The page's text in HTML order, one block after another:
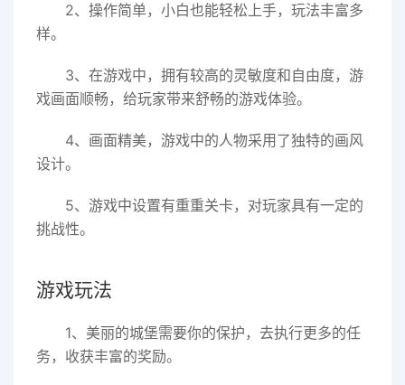
2、操作简单，小白也能轻松上手，玩法丰富多
样。
3、在游戏中，拥有较高的灵敏度和自由度，游
戏画面顺畅，给玩家带来舒畅的游戏体验。
4、画面精美，游戏中的人物采用了独特的画风
设计。
5、游戏中设置有重重关卡，对玩家具有一定的
挑战性。
游戏玩法
1、美丽的城堡需要你的保护，去执行更多的任
务，收获丰富的奖励。